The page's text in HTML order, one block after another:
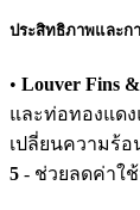
ประสิทธิภาพและก
• Louver Fins
และท่อทองแด
เปลี่ยนความร้อ
5 - ช่วยลดค่าใ